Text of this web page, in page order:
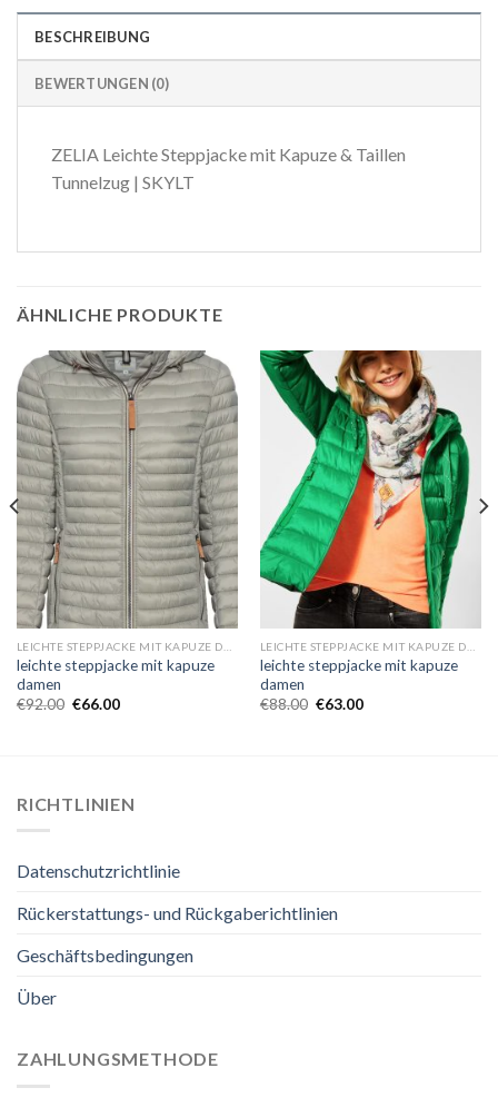
BESCHREIBUNG
BEWERTUNGEN (0)
ZELIA Leichte Steppjacke mit Kapuze & Taillen
Tunnelzug | SKYLT
ÄHNLICHE PRODUKTE
leichte steppjacke mit kapuze
damen
€92.00 €66.00
leichte steppjacke mit kapuze
damen
€88.00 €63.00
RICHTLINIEN
Datenschutzrichtlinie
Rückerstattungs- und Rückgaberichtlinien
Geschäftsbedingungen
Über
ZAHLUNGSMETHODE